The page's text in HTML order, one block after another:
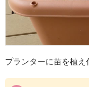
プランターに苗を植え